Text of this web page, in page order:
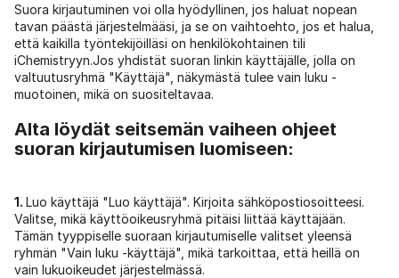
Suora kirjautuminen voi olla hyödyllinen, jos haluat nopean
tavan päästä järjestelmääsi, ja se on vaihtoehto, jos et halua,
että kaikilla työntekijöilläsi on henkilökohtainen tili
iChemistryyn.Jos yhdistät suoran linkin käyttäjälle, jolla on
valtuutusryhmä "Käyttäjä", näkymästä tulee vain luku -
muotoinen, mikä on suositeltavaa.
Alta löydät seitsemän vaiheen ohjeet
suoran kirjautumisen luomiseen:
1. Luo käyttäjä "Luo käyttäjä". Kirjoita sähköpostiosoitteesi.
Valitse, mikä käyttöoikeusryhmä pitäisi liittää käyttäjään.
Tämän tyyppiselle suoraan kirjautumiselle valitset yleensä
ryhmän "Vain luku -käyttäjä", mikä tarkoittaa, että heillä on
vain lukuoikeudet järjestelmässä.